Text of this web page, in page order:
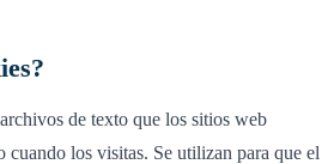
de texto que los sitios web
cuando los visitas. Se utilizan para que el